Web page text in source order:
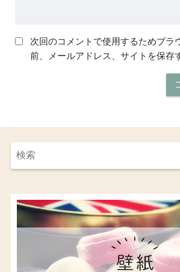
次回のコメントで使用するためブラ
前、メールアドレス、サイトを保存